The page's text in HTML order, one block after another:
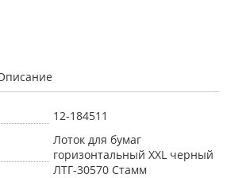
12-184511
Лоток для бумаг
горизонтальный XXL черный
ЛТГ-30570 Стамм